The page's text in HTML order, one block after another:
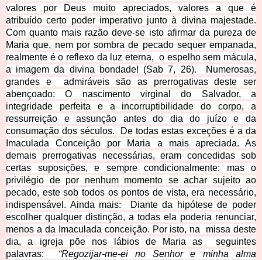
valores por Deus muito apreciados, valores a que é
atribuído certo poder imperativo junto à divina majestade.
Com quanto mais razão deve-se isto afirmar da pureza de
Maria que, nem por sombra de pecado sequer empanada,
realmente é o reflexo da luz eterna, o espelho sem mácula,
a imagem da divina bondade! (Sab 7, 26). Numerosas,
grandes e admiráveis são as prerrogativas deste ser
abençoado: O nascimento virginal do Salvador, a
integridade perfeita e a incorruptibilidade do corpo, a
ressurreição e assunção antes do dia do juízo e da
consumação dos séculos. De todas estas exceções é a da
Imaculada Conceição por Maria a mais apreciada. As
demais prerrogativas necessárias, eram concedidas sob
certas suposições, e sempre condicionalmente; mas o
privilégio de por nenhum momento se achar sujeito ao
pecado, este sob todos os pontos de vista, era necessário,
indispensável. Ainda mais: Diante da hipótese de poder
escolher qualquer distinção, a todas ela poderia renunciar,
menos a da Imaculada conceição. Por isto, na missa deste
dia, a igreja põe nos lábios de Maria as seguintes
palavras: “Regozijar-me-ei no Senhor e minha alma